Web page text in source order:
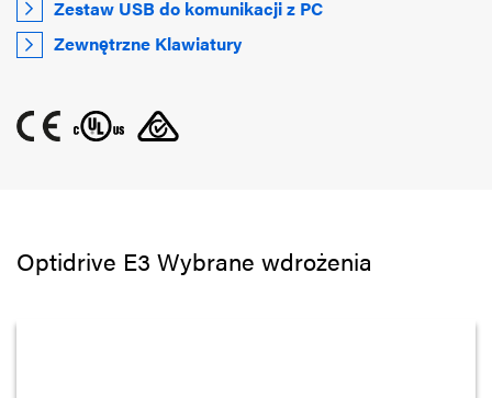
Zestaw USB do komunikacji z PC
Zewnętrzne Klawiatury
Optidrive E3 Wybrane wdrożenia